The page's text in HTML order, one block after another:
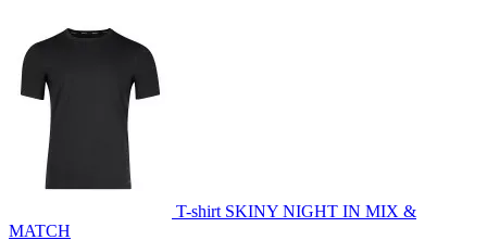
T-shirt SKINY NIGHT IN MIX &
MATCH